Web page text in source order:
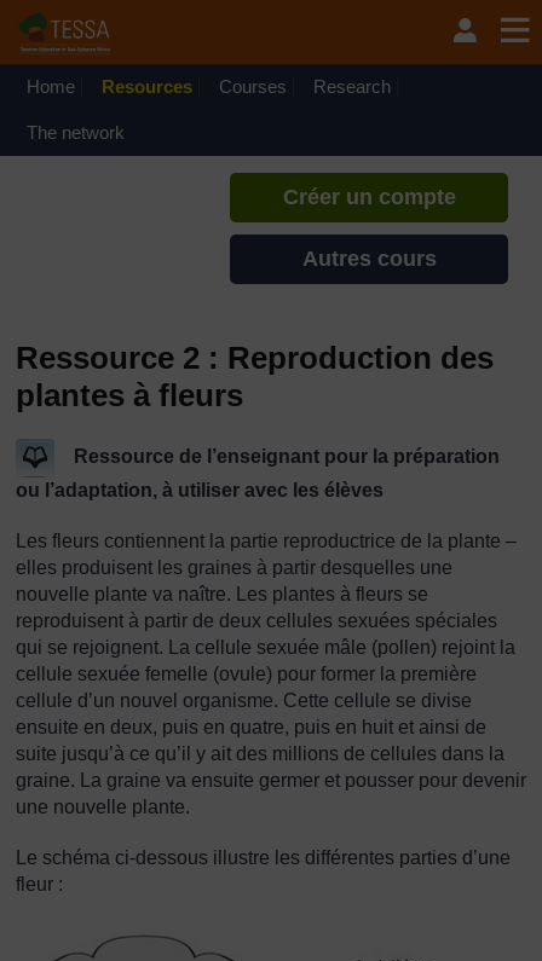
Home Resources Courses Research
The network
Si vous créez un compte, vous
pouvez établir un profil
Créer un compte
Autres cours
Ressource 2 : Reproduction des
plantes à fleurs
Ressource de l’enseignant pour la préparation
ou l’adaptation, à utiliser avec les élèves
Les fleurs contiennent la partie reproductrice de la plante –
elles produisent les graines à partir desquelles une
nouvelle plante va naître. Les plantes à fleurs se
reproduisent à partir de deux cellules sexuées spéciales
qui se rejoignent. La cellule sexuée mâle (pollen) rejoint la
cellule sexuée femelle (ovule) pour former la première
cellule d’un nouvel organisme. Cette cellule se divise
ensuite en deux, puis en quatre, puis en huit et ainsi de
suite jusqu’à ce qu’il y ait des millions de cellules dans la
graine. La graine va ensuite germer et pousser pour devenir
une nouvelle plante.
Le schéma ci-dessous illustre les différentes parties d’une
fleur :